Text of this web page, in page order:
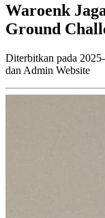
Waroenk
Ground
Diterbitkan pada
dan Admin Website